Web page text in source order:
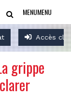
Accès
MENUMENU
grippe